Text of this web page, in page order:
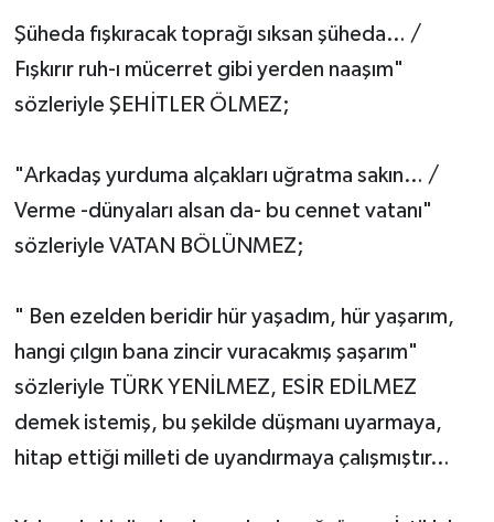
Şüheda fışkıracak toprağı sıksan şüheda… /
Fışkırır ruh-ı mücerret gibi yerden naaşım"
sözleriyle ŞEHİTLER ÖLMEZ;
"Arkadaş yurduma alçakları uğratma sakın… /
Verme -dünyaları alsan da- bu cennet vatanı"
sözleriyle VATAN BÖLÜNMEZ;
" Ben ezelden beridir hür yaşadım, hür yaşarım,
hangi çılgın bana zincir vuracakmış şaşarım"
sözleriyle TÜRK YENİLMEZ, ESİR EDİLMEZ
demek istemiş, bu şekilde düşmanı uyarmaya,
hitap ettiği milleti de uyandırmaya çalışmıştır…